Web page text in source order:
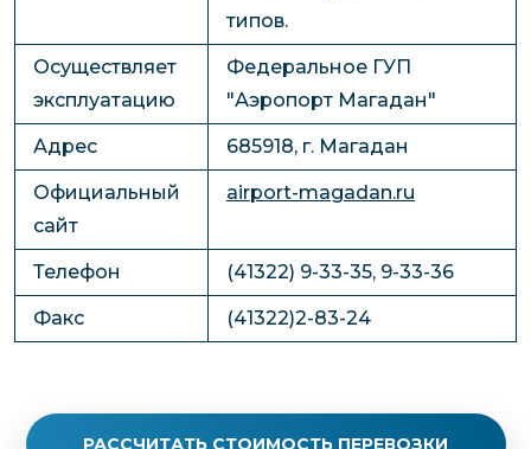
типов.
Осуществляет
эксплуатацию
Федеральное ГУП
"Аэропорт Магадан"
Адрес 685918, г. Магадан
Официальный
сайт
airport-magadan.ru
Телефон (41322) 9-33-35, 9-33-36
Факс (41322)2-83-24
РАССЧИТАТЬ СТОИМОСТЬ ПЕРЕВОЗКИ